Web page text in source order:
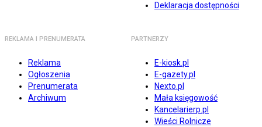
Deklaracja dostępności
REKLAMA I PRENUMERATA
Reklama
Ogłoszenia
Prenumerata
Archiwum
PARTNERZY
E-kiosk.pl
E-gazety.pl
Nexto.pl
Mała księgowość
Kancelarierp.pl
Wieści Rolnicze